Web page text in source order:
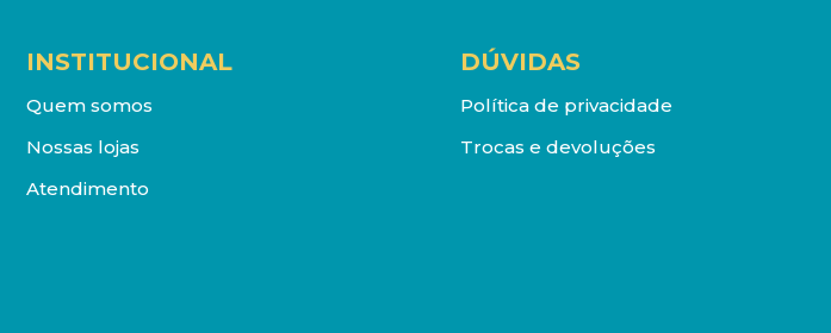
INSTITUCIONAL
Quem somos
Nossas lojas
Atendimento
DÚVIDAS
Política de privacidade
Trocas e devoluções